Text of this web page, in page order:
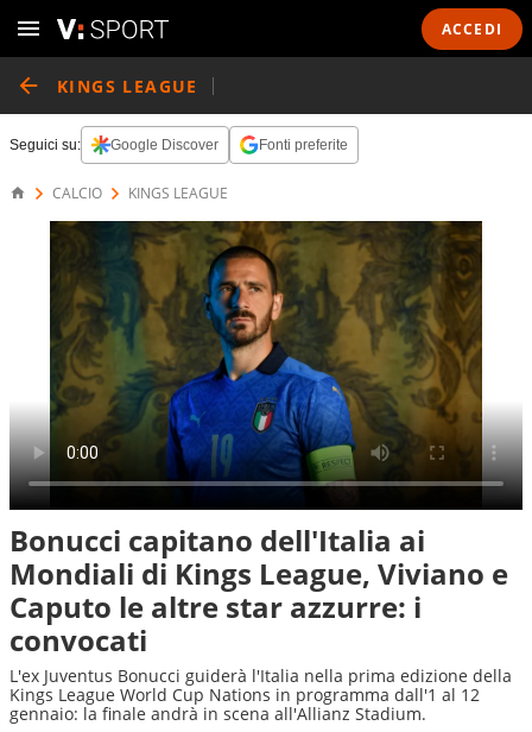
ACCEDI
KINGS LEAGUE
Seguici su: Google Discover Fonti preferite
CALCIO KINGS LEAGUE
Bonucci capitano dell'Italia ai
Mondiali di Kings League, Viviano e
Caputo le altre star azzurre: i
convocati
L'ex Juventus Bonucci guiderà l'Italia nella prima edizione della
Kings League World Cup Nations in programma dall'1 al 12
gennaio: la finale andrà in scena all'Allianz Stadium.